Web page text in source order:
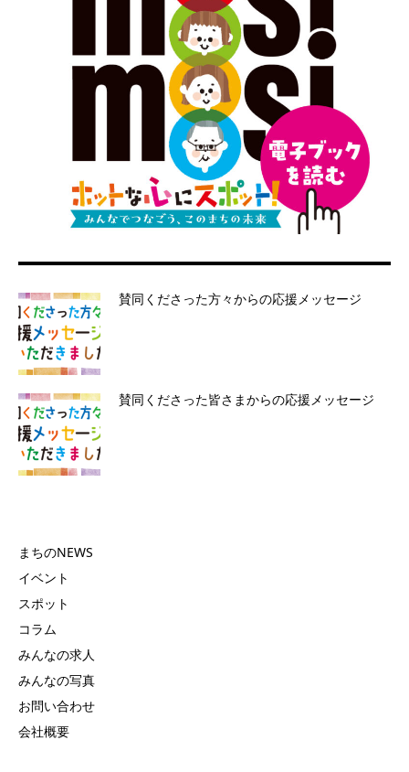
賛同くださった方々からの応援メッセージ
賛同くださった皆さまからの応援メッセージ
まちのNEWS
イベント
スポット
コラム
みんなの求人
みんなの写真
お問い合わせ
会社概要